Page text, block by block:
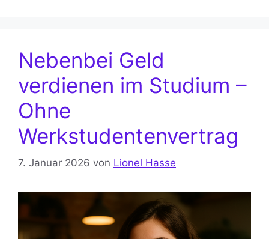
Nebenbei Geld
verdienen im Studium –
Ohne
Werkstudentenvertrag
7. Januar 2026 von Lionel Hasse